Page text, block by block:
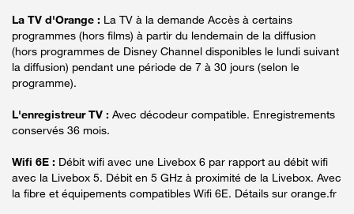
La TV d'Orange : La TV à la demande Accès à certains
programmes (hors films) à partir du lendemain de la diffusion
(hors programmes de Disney Channel disponibles le lundi suivant
la diffusion) pendant une période de 7 à 30 jours (selon le
programme).
L'enregistreur TV : Avec décodeur compatible. Enregistrements
conservés 36 mois.
Wifi 6E : Débit wifi avec une Livebox 6 par rapport au débit wifi
avec la Livebox 5. Débit en 5 GHz à proximité de la Livebox. Avec
la fibre et équipements compatibles Wifi 6E. Détails sur orange.fr